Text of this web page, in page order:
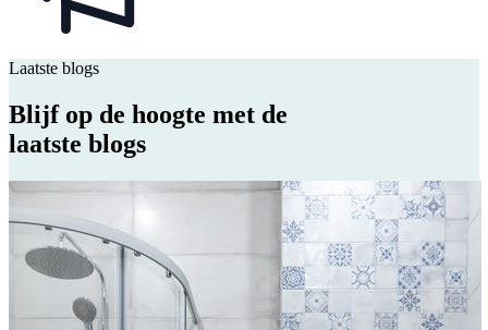
Laatste blogs
Blijf op de hoogte met de
laatste blogs